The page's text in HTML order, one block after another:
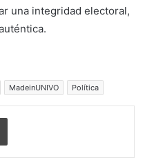
una integridad electoral,
MadeinUNIVO Política
electrónico
Imprimir